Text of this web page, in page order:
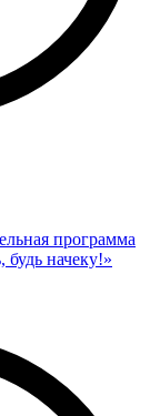
программа
начеку!»